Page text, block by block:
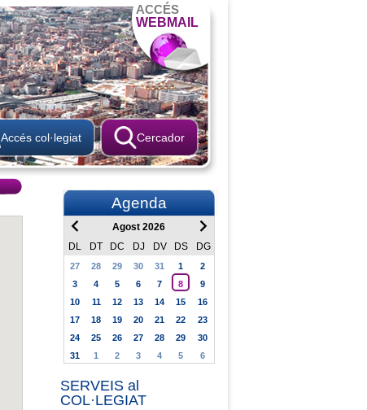
ACCÉS
WEBMAIL
Cercador
Accés col·legiat
Agenda
Agost 2026
DL
DT DC DJ DV DS DG
27 28 29 30 31 1
2
3
4 5 6 7 8
9
10
11 12 13 14 15
16
17
18 19 20 21 22
23
24
25 26 27 28 29
30
31
1 2 3 4 5 6
SERVEIS al
COL·LEGIAT